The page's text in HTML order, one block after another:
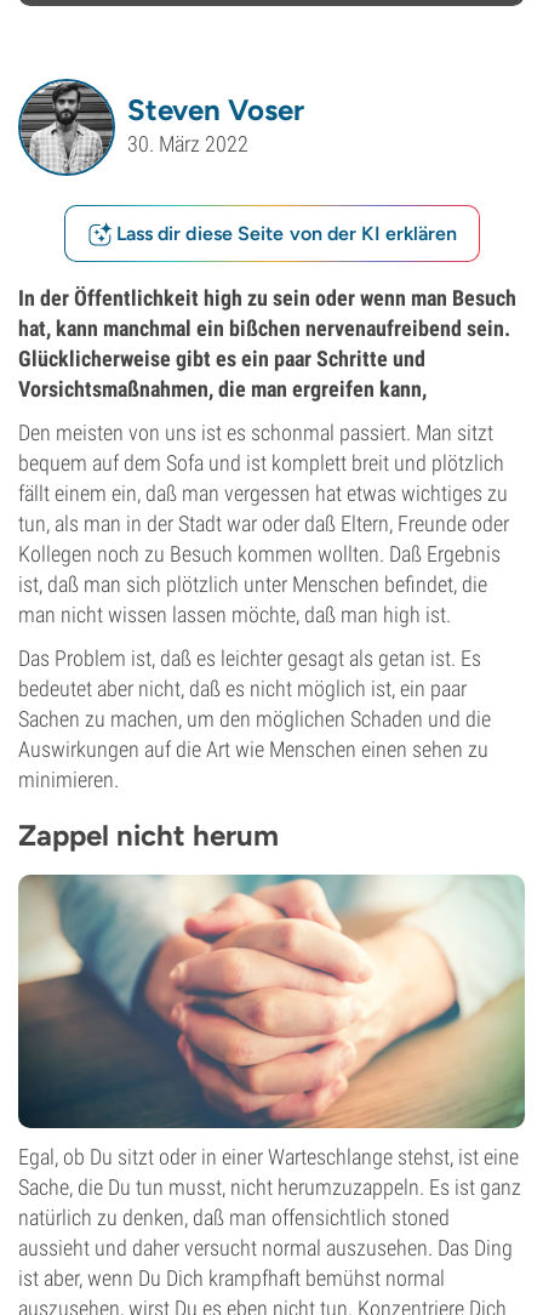
Steven Voser
30. März 2022
Lass dir diese Seite von der KI erklären
In der Öffentlichkeit high zu sein oder wenn man Besuch
hat, kann manchmal ein bißchen nervenaufreibend sein.
Glücklicherweise gibt es ein paar Schritte und
Vorsichtsmaßnahmen, die man ergreifen kann,
Den meisten von uns ist es schonmal passiert. Man sitzt
bequem auf dem Sofa und ist komplett breit und plötzlich
fällt einem ein, daß man vergessen hat etwas wichtiges zu
tun, als man in der Stadt war oder daß Eltern, Freunde oder
Kollegen noch zu Besuch kommen wollten. Daß Ergebnis
ist, daß man sich plötzlich unter Menschen befindet, die
man nicht wissen lassen möchte, daß man high ist.
Das Problem ist, daß es leichter gesagt als getan ist. Es
bedeutet aber nicht, daß es nicht möglich ist, ein paar
Sachen zu machen, um den möglichen Schaden und die
Auswirkungen auf die Art wie Menschen einen sehen zu
minimieren.
Zappel nicht herum
Egal, ob Du sitzt oder in einer Warteschlange stehst, ist eine
Sache, die Du tun musst, nicht herumzuzappeln. Es ist ganz
natürlich zu denken, daß man offensichtlich stoned
aussieht und daher versucht normal auszusehen. Das Ding
ist aber, wenn Du Dich krampfhaft bemühst normal
auszusehen, wirst Du es eben nicht tun. Konzentriere Dich